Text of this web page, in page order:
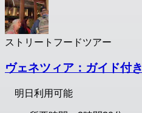
ストリートフードツアー
ヴェネツィア：ガイド付
明日利用可能